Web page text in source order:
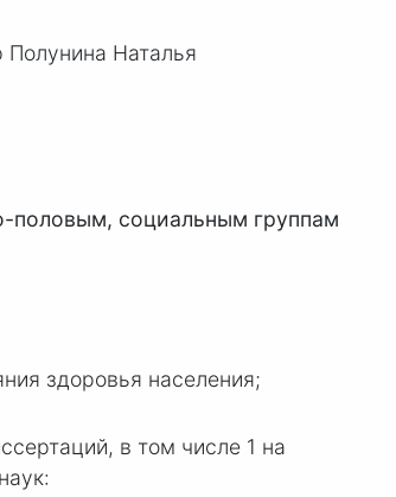
Полунина Наталья
половым, социальным группам
здоровья населения;
в том числе 1 на